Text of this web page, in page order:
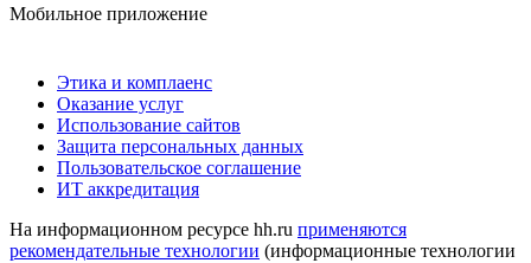
Мобильное приложение
Этика и комплаенс
Оказание услуг
Использование сайтов
Защита персональных данных
Пользовательское соглашение
ИТ аккредитация
На информационном ресурсе hh.ru применяются
рекомендательные технологии (информационные технологии